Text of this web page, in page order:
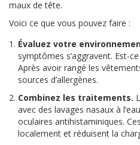
maux de tête.
Voici ce que vous pouvez faire :
Évaluez votre
symptômes s’aggravent. Est-
Après avoir rangé les
sources d’allergènes.
Combinez les traitements.
avec des lavages nasaux à
oculaires antihistaminiques.
localement et réduisent la